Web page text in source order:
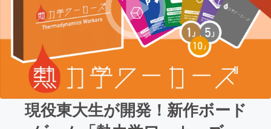
現役東大生が開発！新作ボード